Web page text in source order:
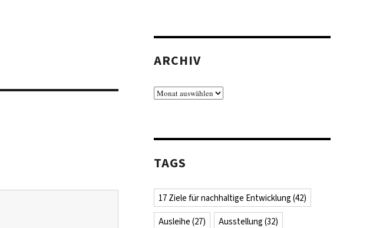
ARCHIV
Archiv
TAGS
17 Ziele für nachhaltige Entwicklung (42)
Ausleihe (27) Ausstellung (32)